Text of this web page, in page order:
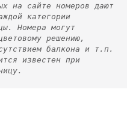
на сайте номеров дают
категории
Номера могут
решению,
балкона и т.п.
известен при